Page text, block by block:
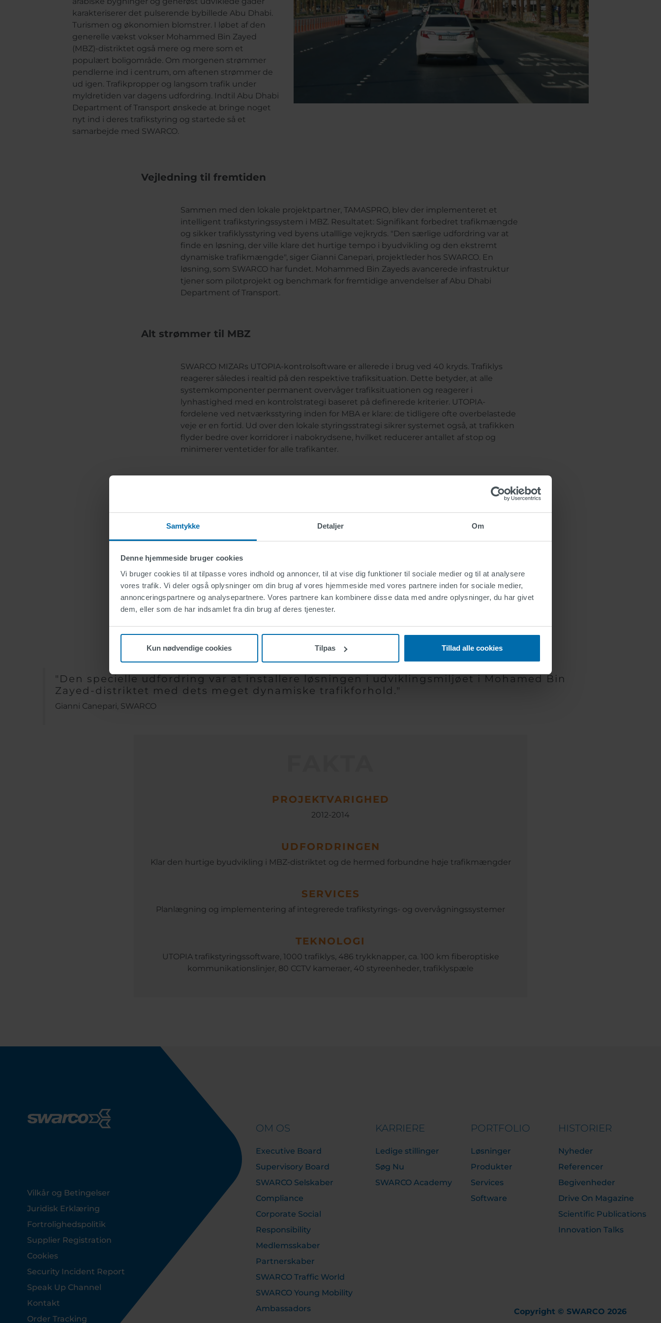
Samtykke Detaljer Om
Denne hjemmeside bruger cookies
Vi bruger cookies til at tilpasse vores indhold og annoncer, til at vise dig funktioner til sociale medier og til at analysere
vores trafik. Vi deler også oplysninger om din brug af vores hjemmeside med vores partnere inden for sociale medier,
annonceringspartnere og analysepartnere. Vores partnere kan kombinere disse data med andre oplysninger, du har givet
dem, eller som de har indsamlet fra din brug af deres tjenester.
Kun nødvendige cookies Tilpas Tillad alle cookies
karakteriserer det pulserende bybillede Abu Dhabi.
Turismen og økonomien blomstrer. I løbet af den
generelle vækst vokser Mohammed Bin Zayed
(MBZ)-distriktet også mere og mere som et
populært boligområde. Om morgenen strømmer
pendlerne ind i centrum, om aftenen strømmer de
ud igen. Trafikpropper og langsom trafik under
myldretiden var dagens udfordring. Indtil Abu Dhabi
Department of Transport ønskede at bringe noget
nyt ind i deres trafikstyring og startede så et
samarbejde med SWARCO.
Vejledning til fremtiden
Sammen med den lokale projektpartner, TAMASPRO, blev der implementeret et
intelligent trafikstyringssystem i MBZ. Resultatet: Signifikant forbedret trafikmængde
og sikker trafiklysstyring ved byens utalllige vejkryds. "Den særlige udfordring var at
finde en løsning, der ville klare det hurtige tempo i byudvikling og den ekstremt
dynamiske trafikmængde", siger Gianni Canepari, projektleder hos SWARCO. En
løsning, som SWARCO har fundet. Mohammed Bin Zayeds avancerede infrastruktur
tjener som pilotprojekt og benchmark for fremtidige anvendelser af Abu Dhabi
Department of Transport.
Alt strømmer til MBZ
SWARCO MIZARs UTOPIA-kontrolsoftware er allerede i brug ved 40 kryds. Trafiklys
reagerer således i realtid på den respektive trafiksituation. Dette betyder, at alle
systemkomponenter permanent overvåger trafiksituationen og reagerer i
lynhastighed med en kontrolstrategi baseret på definerede kriterier. UTOPIA-
fordelene ved netværksstyring inden for MBA er klare: de tidligere ofte overbelastede
veje er en fortid. Ud over den lokale styringsstrategi sikrer systemet også, at trafikken
flyder bedre over korridorer i nabokrydsene, hvilket reducerer antallet af stop og
minimerer ventetider for alle trafikanter.
SWARCOs installerede infrastruktur indeholder over 1.000 signalanordninger, 486
sikkerheden for alle trafikanter har fodgængerlyset et FUTURLED-nedtællingsmodul,
der tæller ned til den næste grønne fase. 3, 2, 1 ... Gå! Nedtællingsfunktionen er
nøjagtigt tilpasset til de adaptive skiftecyklusser i trafiklysene og de ændrede
længder af signalfaserne på alle kryds i området. Ikke underligt, at det innovative
trafikstyringsbegreb for MBZ snart også vil blive anvendt i de andre bomområder i Abu
trafikanter.
"Den specielle udfordring var at installere løsningen i udviklingsmiljøet i Mohamed Bin
Zayed-distriktet med dets meget dynamiske trafikforhold."
Gianni Canepari, SWARCO
PROJEKTVARIGHED
2012-2014
UDFORDRINGEN
Klar den hurtige byudvikling i MBZ-distriktet og de hermed forbundne høje trafikmængder
SERVICES
Planlægning og implementering af integrerede trafikstyrings- og overvågningssystemer
TEKNOLOGI
UTOPIA trafikstyringssoftware, 1000 trafiklys, 486 trykknapper, ca. 100 km fiberoptiske
kommunikationslinjer, 80 CCTV kameraer, 40 styreenheder, trafiklyspæle
Footer
Vilkår og Betingelser
Juridisk Erklæring
Fortrolighedspolitik
Supplier Registration
Cookies
Security Incident Report
Speak Up Channel
Kontakt
Order Tracking
OM OS
Executive Board
Supervisory Board
SWARCO Selskaber
Compliance
Corporate Social
Responsibility
Medlemsskaber
Partnerskaber
SWARCO Traffic World
SWARCO Young Mobility
Ambassadors
KARRIERE
Ledige stillinger
Søg Nu
SWARCO Academy
PORTFOLIO
Løsninger
Produkter
Services
Software
HISTORIER
Nyheder
Referencer
Begivenheder
Drive On Magazine
Scientific Publications
Innovation Talks
Copyright © SWARCO 2026